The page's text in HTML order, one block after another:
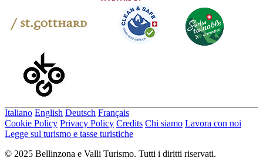
Italiano English Deutsch Français
Cookie Policy Privacy Policy Credits Chi siamo Lavora con noi
Legge sul turismo e tasse turistiche
© 2025 Bellinzona e Valli Turismo. Tutti i diritti riservati.